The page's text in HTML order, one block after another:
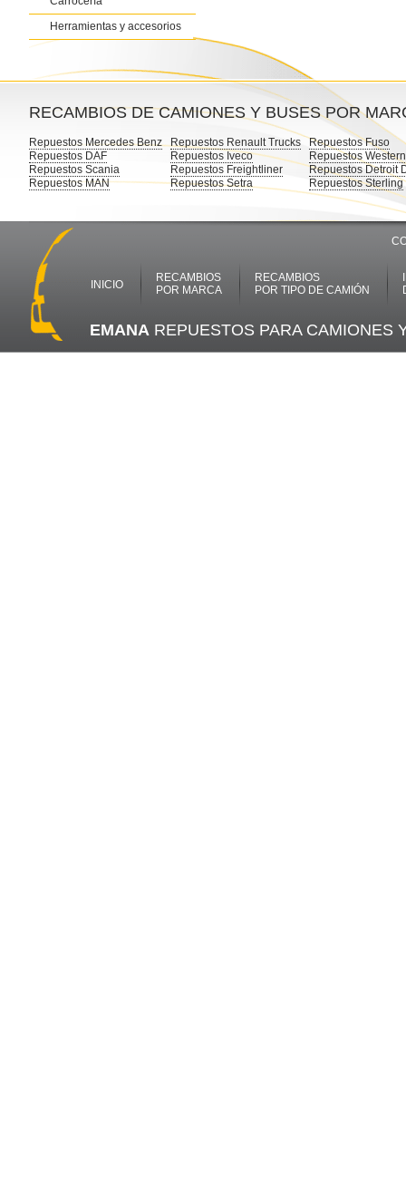
Herramientas y accesorios
RECAMBIOS DE CAMIONES Y BUSES POR
Repuestos Mercedes Benz
Repuestos DAF
Repuestos Scania
Repuestos MAN
Repuestos Renault Trucks
Repuestos Iveco
Repuestos Freightliner
Repuestos Setra
Repuestos Fuso
Repuestos
Repuestos Detroit
Repuestos Sterling
INICIO
RECAMBIOS
POR MARCA
RECAMBIOS
POR TIPO DE CAMIÓN
EMANA REPUESTOS PARA CAMIONES